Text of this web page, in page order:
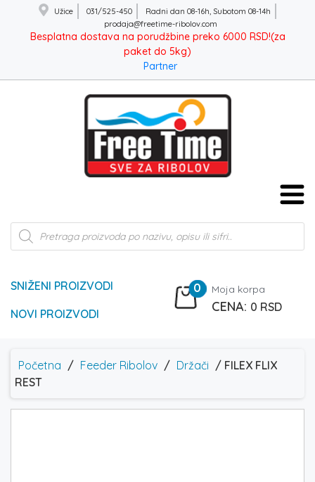
Užice 031/525-450
Radni dan 08-16h, Subotom 08-14h
prodaja@freetime-ribolov.com
Besplatna dostava na porudžbine preko 6000 RSD!(za
paket do 5kg)
Partner
Products
search
SNIŽENI PROIZVODI
NOVI PROIZVODI
0 Moja korpa
0 RSD
Početna / Feeder Ribolov / Držači / FILEX FLIX
REST